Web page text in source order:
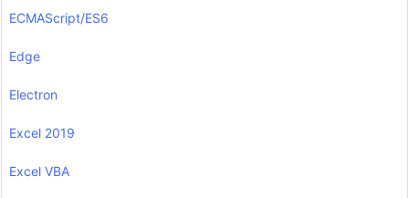
ECMAScript/ES6
Edge
Electron
Excel 2019
Excel VBA